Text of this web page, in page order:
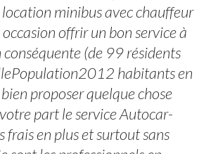
location minibus avec chauffeur
offrir un bon service à
(de 99 résidents
habitants en
proposer quelque chose
part le service Autocar-
frais en plus et surtout sans